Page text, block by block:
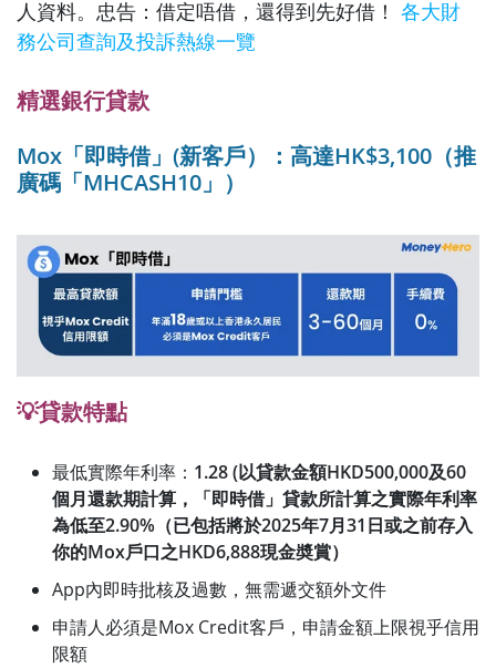
人資料。忠告：借定唔借，還得到先好借！ 各大財
務公司查詢及投訴熱線一覽
精選銀行貸款
Mox「即時借」(新客戶）：高達HK$3,100（推
廣碼「MHCASH10」）
💡貸款特點
最低實際年利率： 1.28 (以貸款金額HKD500,000及60
個月還款期計算，「即時借」貸款所計算之實際年利率
為低至2.90%（已包括將於2025年7月31日或之前存入
你的Mox戶口之HKD6,888現金奬賞）
App內即時批核及過數，無需遞交額外文件
申請人必須是Mox Credit客戶，申請金額上限視乎信用
限額